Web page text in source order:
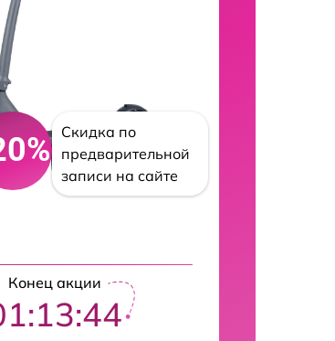
Скидка по
предварительной
записи на сайте
Конец акции